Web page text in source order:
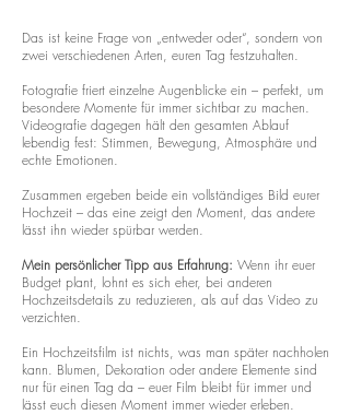
Das ist keine Frage von „entweder oder“, sondern von
zwei verschiedenen Arten, euren Tag festzuhalten.
Fotografie friert einzelne Augenblicke ein – perfekt, um
besondere Momente für immer sichtbar zu machen.
Videografie dagegen hält den gesamten Ablauf
lebendig fest: Stimmen, Bewegung, Atmosphäre und
echte Emotionen.
Zusammen ergeben beide ein vollständiges Bild eurer
Hochzeit – das eine zeigt den Moment, das andere
lässt ihn wieder spürbar werden.
Mein persönlicher Tipp aus Erfahrung: Wenn ihr euer
Budget plant, lohnt es sich eher, bei anderen
Hochzeitsdetails zu reduzieren, als auf das Video zu
verzichten.
Ein Hochzeitsfilm ist nichts, was man später nachholen
kann. Blumen, Dekoration oder andere Elemente sind
nur für einen Tag da – euer Film bleibt für immer und
lässt euch diesen Moment immer wieder erleben.